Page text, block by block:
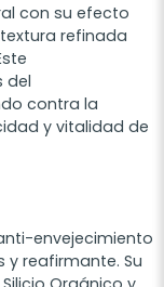
con su efecto
refinada
del
contra la
y vitalidad de
envejecimiento
reafirmante. Su